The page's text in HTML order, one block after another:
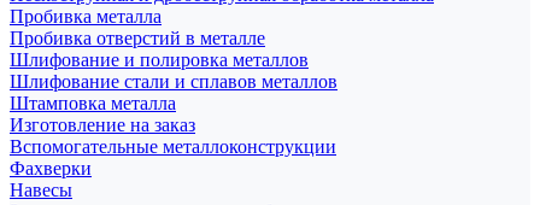
Пробивка металла
Пробивка отверстий в металле
Шлифование и полировка металлов
Шлифование стали и сплавов металлов
Штамповка металла
Изготовление на заказ
Вспомогательные металлоконструкции
Фахверки
Навесы